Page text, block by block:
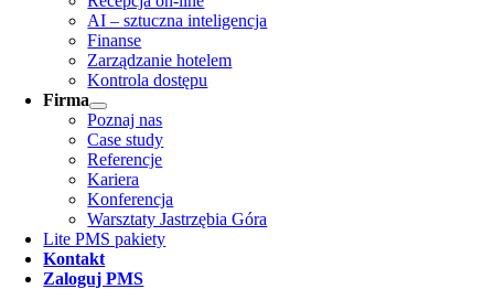
AI – sztuczna inteligencja
Finanse
Zarządzanie hotelem
Kontrola dostępu
Firma
Poznaj nas
Case study
Referencje
Kariera
Konferencja
Warsztaty Jastrzębia Góra
Lite PMS pakiety
Kontakt
Zaloguj PMS